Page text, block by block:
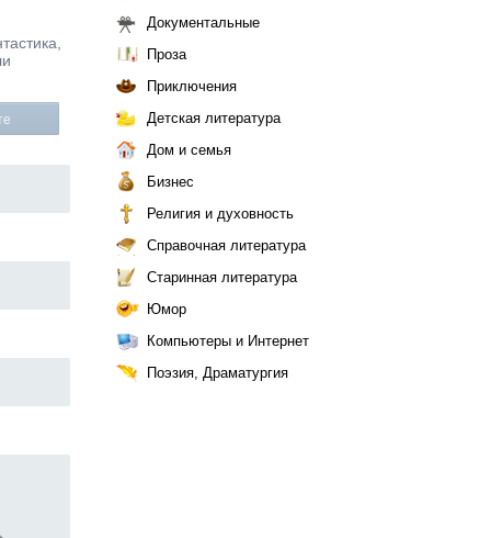
Документальные
Проза
Приключения
Детская литература
Дом и семья
Бизнес
Религия и духовность
Справочная литература
Старинная литература
Юмор
Компьютеры и Интернет
Поэзия, Драматургия